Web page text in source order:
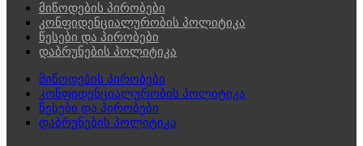
მიწოდების პირობები
კონფიდენციალურობის პოლიტიკა
წესები და პირობები
დაბრუნების პოლიტიკა
მიწოდების პირობები
კონფიდენციალურობის პოლიტიკა
წესები და პირობები
დაბრუნების პოლიტიკა